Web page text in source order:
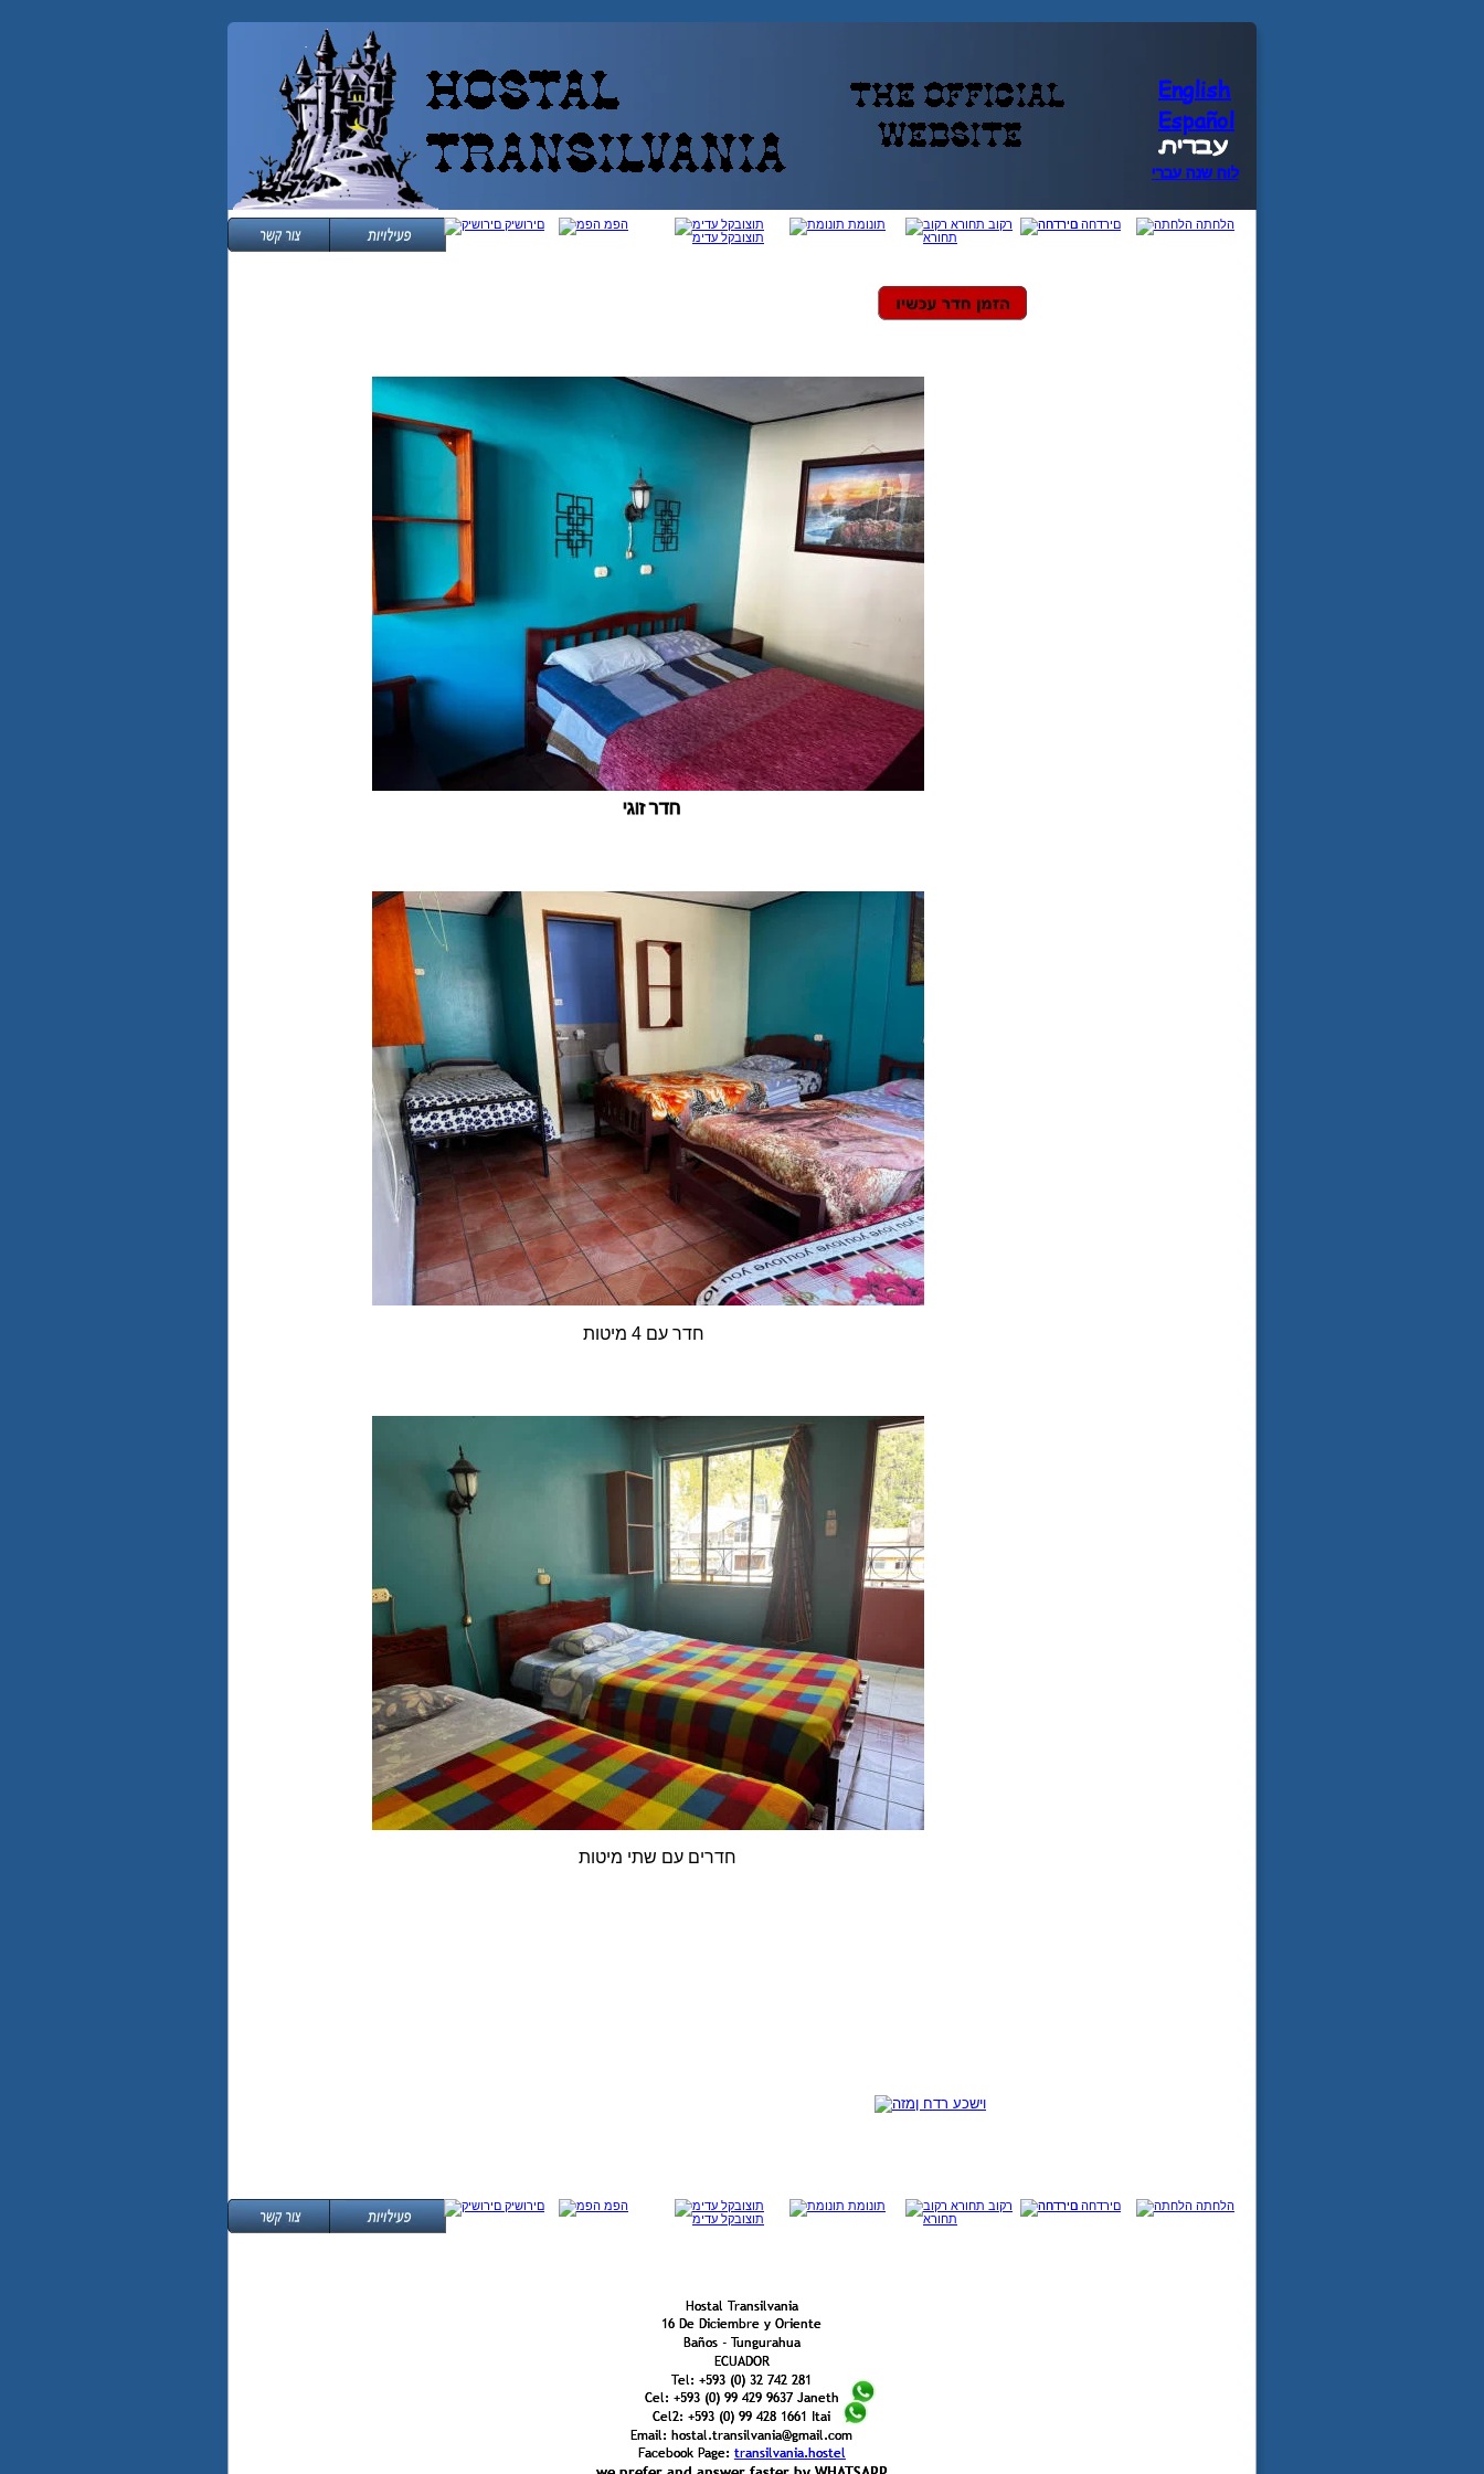
חדר זוגי
יגוז רדח
תוטימ 4 םע רדח
תוטימ יתש םע םירדח
English
Español
תירבע
ירבע הנש חול
Hostal Transilvania
16 De Diciembre y Oriente
Baños - Tungurahua
ECUADOR
Tel: +593 (0) 32 742 281
Cel: +593 (0) 99 429 9637 Janeth
Cel2: +593 (0) 99 428 1661 Itai
Email: hostal.transilvania@gmail.com
Facebook Page: transilvania.hostel
Hostal Transilvania
16 De Diciembre y Oriente
Baños - Tungurahua
ECUADOR
Tel: +593 (0) 32 742 281
Cel: +593 (0) 99 429 9637 Janeth
Cel2: +593 (0) 99 428 1661 Itai
Email: hostal.transilvania@gmail.com
Facebook Page: transilvania.hostel